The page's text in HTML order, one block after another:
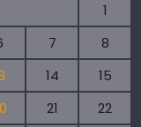
1
7
8
14
15
21
22